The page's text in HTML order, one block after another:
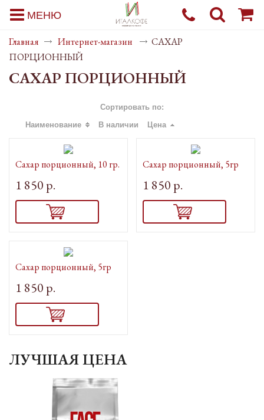
МЕНЮ
Главная Интернет-магазин
САХАР
ПОРЦИОННЫЙ
САХАР ПОРЦИОННЫЙ
Сортировать по:
Наименование
В наличии Цена
Сахар порционный, 10 гр.
1 850 р.
Cахар порционный, 5гр
1 850 р.
Сахар порционный, 5гр
1 850 р.
ЛУЧШАЯ ЦЕНА